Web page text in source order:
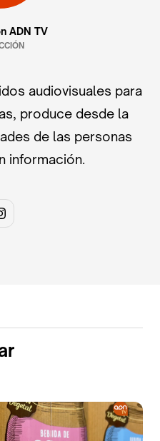
ADN TV
audiovisuales para
produce desde la
de las personas
información.